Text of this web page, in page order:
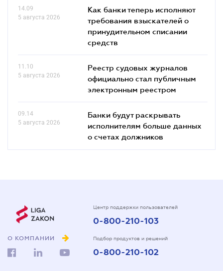
14.09
5 августа 2026
Как банки теперь исполняют
требования взыскателей о
принудительном списании
средств
11.10
5 августа 2026
Реестр судовых журналов
официально стал публичным
электронным реестром
09.14
5 августа 2026
Банки будут раскрывать
исполнителям больше данных
о счетах должников
О КОМПАНИИ
Центр поддержки пользователей
0-800-210-103
Подбор продуктов и решений
0-800-210-102